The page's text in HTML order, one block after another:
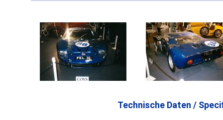
Technische Daten /